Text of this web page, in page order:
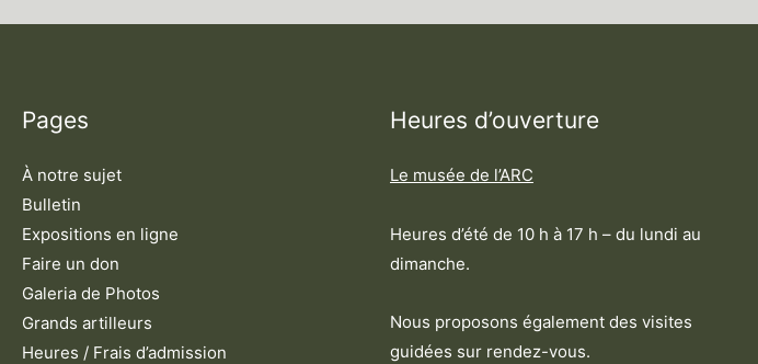
Pages
À notre sujet
Bulletin
Expositions en ligne
Faire un don
Galeria de Photos
Grands artilleurs
Heures / Frais d’admission
Heures d’ouverture
Le musée de l’ARC
Heures d’été de 10 h à 17 h – du lundi au
dimanche.
Nous proposons également des visites
guidées sur rendez-vous.